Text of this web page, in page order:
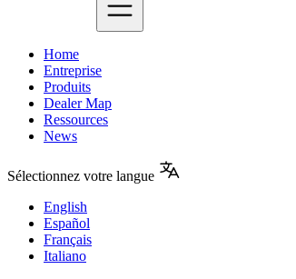
Home
Entreprise
Produits
Dealer Map
Ressources
News
Sélectionnez votre langue
English
Español
Français
Italiano